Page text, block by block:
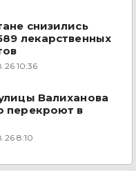
снизились
лекарственных
10:36
Валиханова
перекроют в
8:10